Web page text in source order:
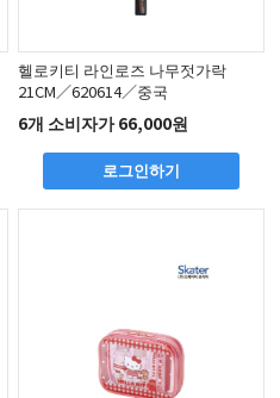
헬로키티 라인로즈 나무젓가락
21CM／620614／중국
6개 소비자가 66,000원
로그인하기